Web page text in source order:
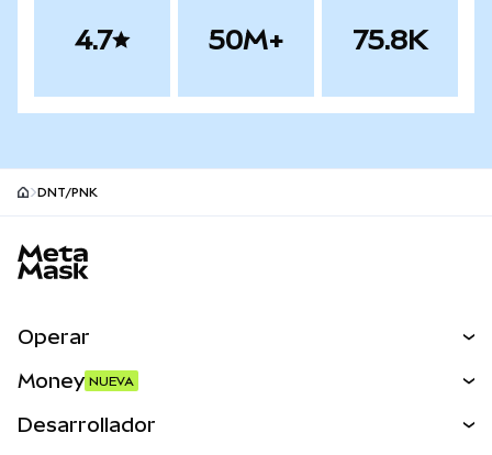
4.7 50M+ 75.8K
DNT/PNK
Operar
Money NUEVA
Desarrollador